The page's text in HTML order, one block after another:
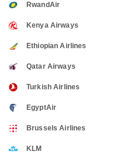
RwandAir
Kenya Airways
Ethiopian Airlines
Qatar Airways
Turkish Airlines
EgyptAir
Brussels Airlines
KLM